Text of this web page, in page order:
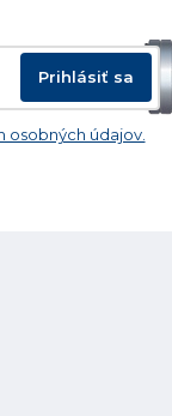
Prihlásiť sa
osobných údajov.